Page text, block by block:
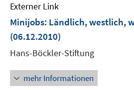
Externer Link
Minijobs: Ländlich, westlich,
(06.12.2010)
Hans-Böckler-Stiftung
mehr Informationen